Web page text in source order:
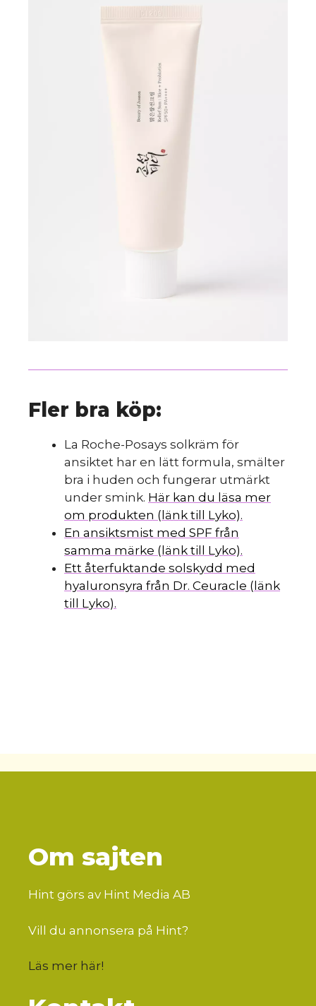
Fler bra köp:
La Roche-Posays solkräm för
ansiktet har en lätt formula, smälter
bra i huden och fungerar utmärkt
under smink. Här kan du läsa mer
om produkten (länk till Lyko).
En ansiktsmist med SPF från
samma märke (länk till Lyko).
Ett återfuktande solskydd med
hyaluronsyra från Dr. Ceuracle (länk
till Lyko).
Om sajten
Hint görs av Hint Media AB
Vill du annonsera på Hint?
Läs mer här!